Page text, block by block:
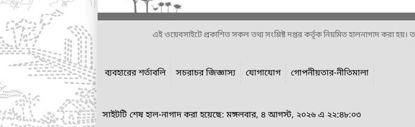
এই ওয়েবসাইটে প্রকাশিত সকল তথ্য সংশ্লিষ্ট দপ্তর কর্তৃক নিয়মিত হালনাগাদ করা হয়।
ব্যবহারের শর্তাবলি সচরাচর জিজ্ঞাস্য যোগাযোগ গোপনীয়তার-নীতিমালা
সাইটটি শেষ হাল-নাগাদ করা হয়েছে: মঙ্গলবার, ৪ আগস্ট, ২০২৬ এ ২২:৪৮:০৩